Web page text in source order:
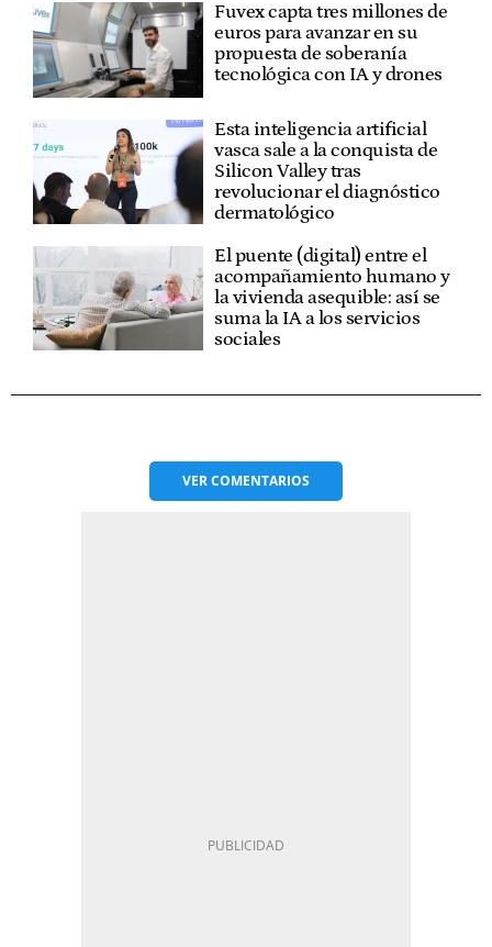
Fuvex capta tres millones de
euros para avanzar en su
propuesta de soberanía
tecnológica con IA y drones
Esta inteligencia artificial
vasca sale a la conquista de
Silicon Valley tras
revolucionar el diagnóstico
dermatológico
El puente (digital) entre el
acompañamiento humano y
la vivienda asequible: así se
suma la IA a los servicios
sociales
VERCOMENTARIOS